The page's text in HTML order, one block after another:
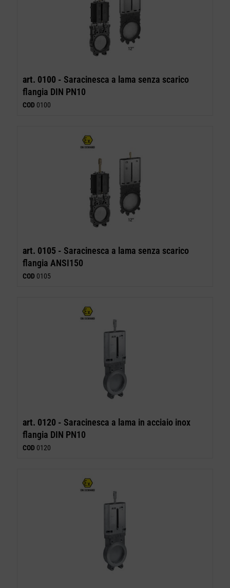
art. 0100 - Saracinesca a lama senza scarico
flangia DIN PN10
COD 0100
art. 0105 - Saracinesca a lama senza scarico
flangia ANSI150
COD 0105
art. 0120 - Saracinesca a lama in acciaio inox
flangia DIN PN10
COD 0120